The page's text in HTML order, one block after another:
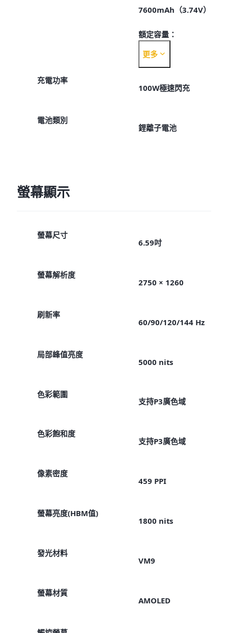
7600mAh（3.74V）
額定容量：
7440mAh（3.74V）
更多
充電功率
100W極速閃充
電池類別
鋰離子電池
螢幕顯示
螢幕尺寸
6.59吋
螢幕解析度
2750 × 1260
刷新率
60/90/120/144 Hz
局部峰值亮度
5000 nits
色彩範圍
支持P3廣色域
色彩飽和度
支持P3廣色域
像素密度
459 PPI
螢幕亮度(HBM值)
1800 nits
發光材料
VM9
螢幕材質
AMOLED